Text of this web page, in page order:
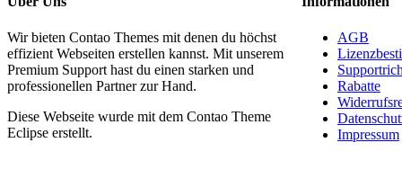
Wir bieten Contao Themes mit denen du höchst
effizient Webseiten erstellen kannst. Mit unserem
Premium Support hast du einen starken und
professionellen Partner zur Hand.
Diese Webseite wurde mit dem Contao Theme
Eclipse erstellt.
AGB
Rabatte
Impressum